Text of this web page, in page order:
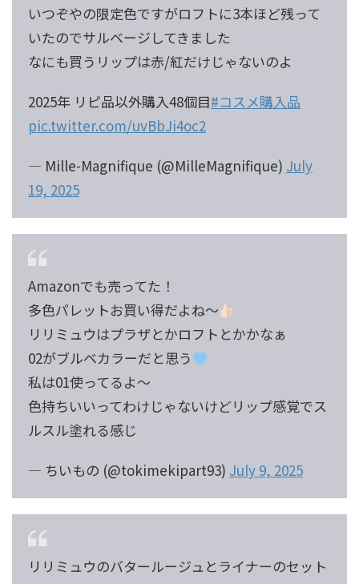
いつぞやの限定色ですがロフトに3本ほど残って
いたのでサルベージしてきました
なにも買うリップは赤/紅だけじゃないのよ
2025年 リピ品以外購入48個目#コスメ購入品
pic.twitter.com/uvBbJi4oc2
— Mille-Magnifique (@MilleMagnifique) July
19, 2025
Amazonでも売ってた！
多色パレットお買い得だよね〜
リリミュウはプラザとかロフトとかかなぁ
02がブルベカラーだと思う
私は01使ってるよ〜
色持ちいいってわけじゃないけどリップ感覚でス
ルスル塗れる感じ
— ちいもの (@tokimekipart93) July 9, 2025
リリミュウのバタールージュとライナーのセット